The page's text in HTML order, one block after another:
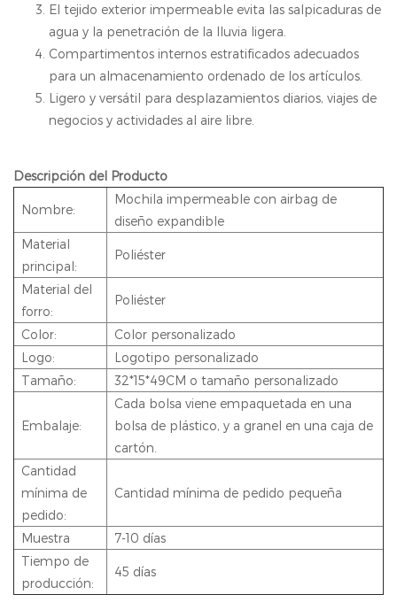
El tejido exterior impermeable evita las salpicaduras de
agua y la penetración de la lluvia ligera.
Compartimentos internos estratificados adecuados
para un almacenamiento ordenado de los artículos.
Ligero y versátil para desplazamientos diarios, viajes de
negocios y actividades al aire libre.
Descripción del Producto
Nombre:
Mochila impermeable con airbag de
diseño expandible
Material
principal:
Poliéster
Material del
forro:
Poliéster
Color:
Color personalizado
Logo:
Logotipo personalizado
Tamaño:
32*15*49CM o tamaño personalizado
Embalaje:
Cada bolsa viene empaquetada en una
bolsa de plástico, y a granel en una caja de
cartón.
Cantidad
mínima de
pedido:
Cantidad mínima de pedido pequeña
Muestra
7-10 días
Tiempo de
producción:
45 días